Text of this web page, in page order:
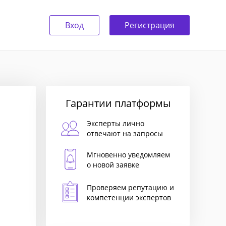
Вход Регистрация
Гарантии платформы
Эксперты лично
отвечают на запросы
Мгновенно уведомляем
о новой заявке
Проверяем репутацию и
компетенции экспертов